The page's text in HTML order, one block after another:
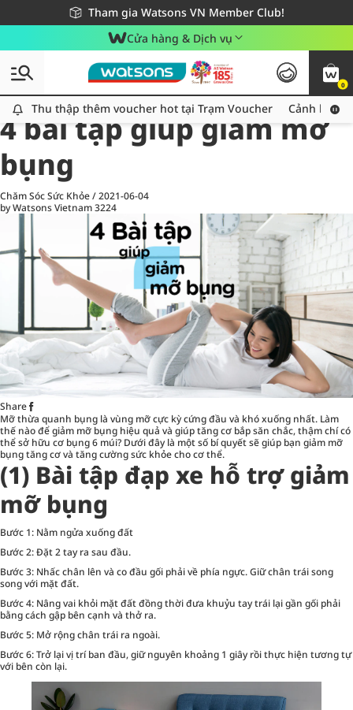
Tham gia Watsons VN Member Club!
Miễn phí giao hàng cho đơn hàng từ 249,000Đ
Giao hàng nhanh 24h - Áp dụng khu vực TP. Hồ Chí Minh
Cửa hàng & Dịch vụ
0
Thu thập thêm voucher hot tại Trạm Voucher
Thu thập thêm voucher hot tại Trạm Voucher Cảnh báo
All
Chăm Sóc Cá Nhân
4 bài tập giúp giảm mỡ
bụng
Chăm Sóc Sức Khỏe/2021-06-04
by Watsons Vietnam3224
Share
Mỡ thừa quanh bụng là vùng mỡ cực kỳ cứng đầu và khó xuống nhất. Làm
thế nào để giảm mỡ bụng hiệu quả và giúp tăng cơ bắp săn chắc, thậm chí có
thể sở hữu cơ bụng 6 múi? Dưới đây là một số bí quyết sẽ giúp bạn giảm mỡ
bụng tăng cơ và tăng cườngsức khỏecho cơ thể.
(1) Bài tập đạp xe hỗ trợ giảm
mỡ bụng
Bước 1: Nằm ngửa xuống đất
Bước 2: Đặt 2 tay ra sau đầu.
Bước 3: Nhấc chân lên và co đầu gối phải về phía ngực. Giữ chân trái song
song với mặt đất.
Bước 4: Nâng vai khỏi mặt đất đồng thời đưa khuỷu tay trái lại gần gối phải
bằng cách gập bên cạnh và thở ra.
Bước 5: Mở rộng chân trái ra ngoài.
Bước 6: Trở lại vị trí ban đầu, giữ nguyên khoảng 1 giây rồi thực hiện tương tự
với bên còn lại.